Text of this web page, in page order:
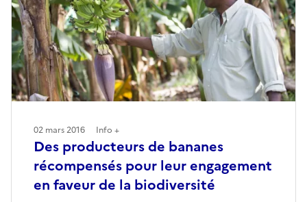
Des producteurs de bananes
récompensés pour leur engagement
en faveur de la biodiversité
02 mars 2016 Info +